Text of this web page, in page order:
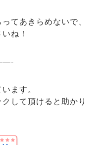
てあきらめないで、
ね！
ます。
して頂けると助かり